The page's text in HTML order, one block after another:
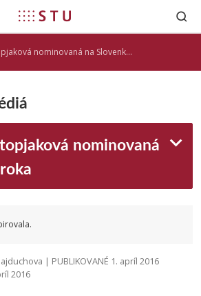
nominovaná na Slovenku roka
nominovaná
| PUBLIKOVANÉ 1. apríl 2016
2016